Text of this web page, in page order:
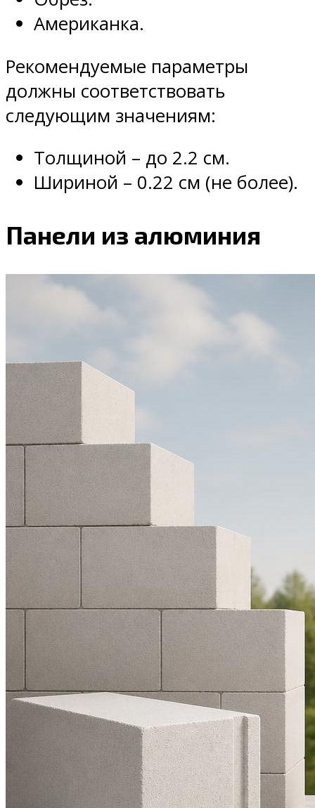
Американка.
Рекомендуемые параметры
должны соответствовать
следующим значениям:
Толщиной – до 2.2 см.
Шириной – 0.22 см (не более).
Панели из алюминия